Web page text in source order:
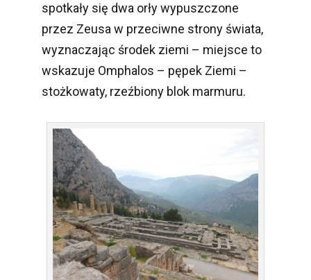
spotkały się dwa orły wypuszczone
przez Zeusa w przeciwne strony świata,
wyznaczając środek ziemi – miejsce to
wskazuje Omphalos – pępek Ziemi –
stożkowaty, rzeźbiony blok marmuru.